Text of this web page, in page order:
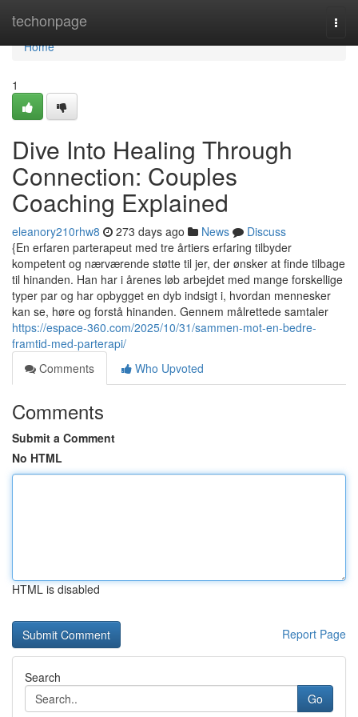
techonpage
Home
Home
1
Dive Into Healing Through
Connection: Couples
Coaching Explained
eleanory210rhw8 273 days ago News
Discuss
{En erfaren parterapeut med tre årtiers erfaring tilbyder
kompetent og nærværende støtte til jer, der ønsker at finde tilbage
til hinanden. Han har i årenes løb arbejdet med mange forskellige
typer par og har opbygget en dyb indsigt i, hvordan mennesker
kan se, høre og forstå hinanden. Gennem målrettede samtaler
https://espace-360.com/2025/10/31/sammen-mot-en-bedre-
framtid-med-parterapi/
Comments
Who Upvoted
Comments
Submit a Comment
No HTML
HTML is disabled
Report Page
Search
Go